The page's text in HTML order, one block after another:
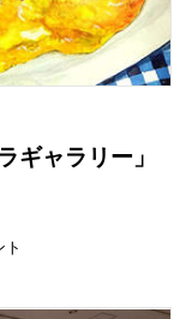
ギャラリー」
ト